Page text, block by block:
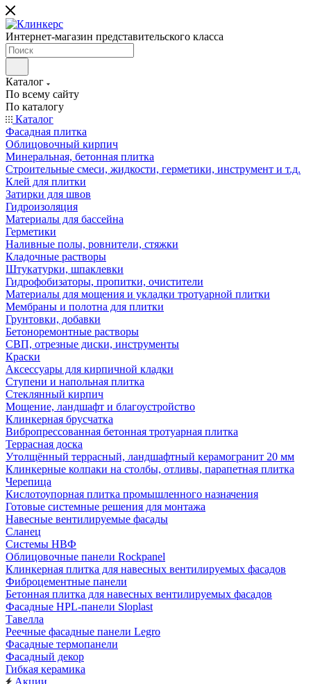
Интернет-магазин представительского класса
Каталог
По всему сайту
По каталогу
Каталог
Фасадная плитка
Облицовочный кирпич
Минеральная, бетонная плитка
Строительные смеси, жидкости, герметики, инструмент и т.д.
Клей для плитки
Затирки для швов
Гидроизоляция
Материалы для бассейна
Герметики
Наливные полы, ровнители, стяжки
Кладочные растворы
Штукатурки, шпаклевки
Гидрофобизаторы, пропитки, очистители
Материалы для мощения и укладки тротуарной плитки
Мембраны и полотна для плитки
Грунтовки, добавки
Бетоноремонтные растворы
СВП, отрезные диски, инструменты
Краски
Аксессуары для кирпичной кладки
Ступени и напольная плитка
Cтеклянный кирпич
Мощение, ландшафт и благоустройство
Клинкерная брусчатка
Вибропрессованная бетонная тротуарная плитка
Террасная доска
Утолщённый террасный, ландшафтный керамогранит 20 мм
Клинкерные колпаки на столбы, отливы, парапетная плитка
Черепица
Кислотоупорная плитка промышленного назначения
Готовые системные решения для монтажа
Навесные вентилируемые фасады
Сланец
Системы НВФ
Облицовочные панели Rockpanel
Клинкерная плитка для навесных вентилируемых фасадов
Фиброцементные панели
Бетонная плитка для навесных вентилируемых фасадов
Фасадные HPL-панели Sloplast
Тавелла
Реечные фасадные панели Legro
Фасадные термопанели
Фасадный декор
Гибкая керамика
Акции